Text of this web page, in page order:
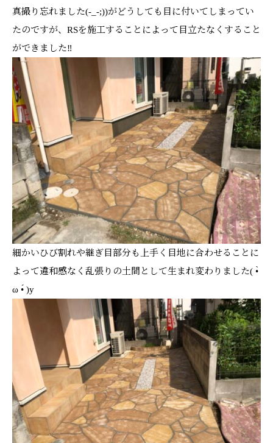
真撮り忘れました(-_-;))がどうしても目に付いてしまってい
たのですが、RSを施工することによって目立たなくすること
ができました‼
細かいひび割れや継ぎ目部分も上手く目地に合わせることに
よって違和感なく乱張りの土間として生まれ変わりました( •̀
ω •́ )y